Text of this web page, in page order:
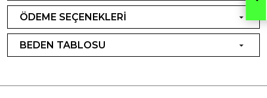
ÖDEME SEÇENEKLERİ
BEDEN TABLOSU